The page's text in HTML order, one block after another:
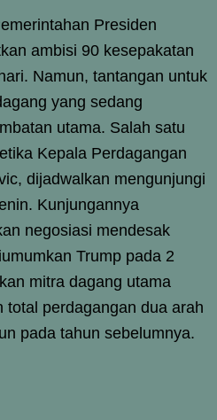
Presiden
ambisi 90 kesepakatan
Namun, tantangan untuk
yang sedang
utama. Salah satu
Kepala Perdagangan
dijadwalkan mengunjungi
Kunjungannya
negosiasi mendesak
Trump pada 2
mitra dagang utama
total perdagangan dua arah
pada tahun sebelumnya.